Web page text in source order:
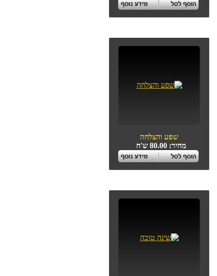
שפע והצלחה
מחיר: 80.00 ש'ח